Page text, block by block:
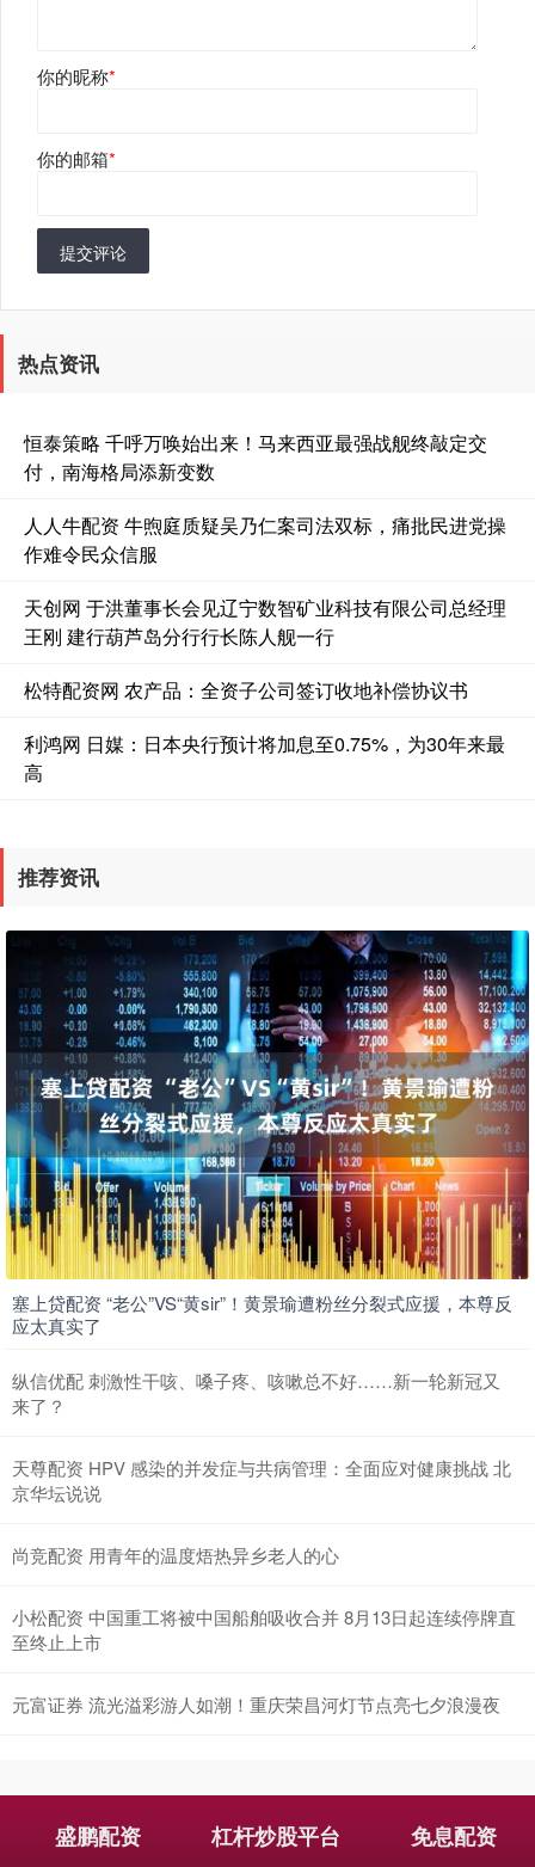
你的昵称*
你的邮箱*
提交评论
热点资讯
恒泰策略 千呼万唤始出来！马来西亚最强战舰终敲定交
付，南海格局添新变数
人人牛配资 牛煦庭质疑吴乃仁案司法双标，痛批民进党操
作难令民众信服
天创网 于洪董事长会见辽宁数智矿业科技有限公司总经理
王刚 建行葫芦岛分行行长陈人舰一行
松特配资网 农产品：全资子公司签订收地补偿协议书
利鸿网 日媒：日本央行预计将加息至0.75%，为30年来最
高
推荐资讯
塞上贷配资 “老公”VS“黄sir”！黄景瑜遭粉丝分裂式应援，本尊反
应太真实了
纵信优配 刺激性干咳、嗓子疼、咳嗽总不好……新一轮新冠又
来了？
天尊配资 HPV 感染的并发症与共病管理：全面应对健康挑战 北
京华坛说说
尚竞配资 用青年的温度焐热异乡老人的心
小松配资 中国重工将被中国船舶吸收合并 8月13日起连续停牌直
至终止上市
元富证券 流光溢彩游人如潮！重庆荣昌河灯节点亮七夕浪漫夜
盛鹏配资 杠杆炒股平台 免息配资